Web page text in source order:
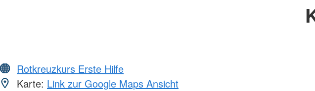
Rotkreuzkurs Erste Hilfe
Karte: Link zur Google Maps Ansicht